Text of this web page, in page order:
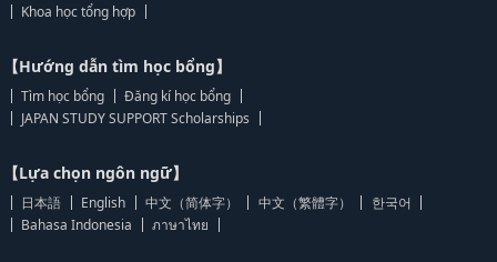
Khoa học tổng hợp
【Hướng dẫn tìm học bổng】
Tìm học bổng
Đăng kí học bổng
JAPAN STUDY SUPPORT Scholarships
【Lựa chọn ngôn ngữ】
日本語 English 中文（简体字） 中文（繁體字）
한국어
Bahasa Indonesia
ภาษาไทย